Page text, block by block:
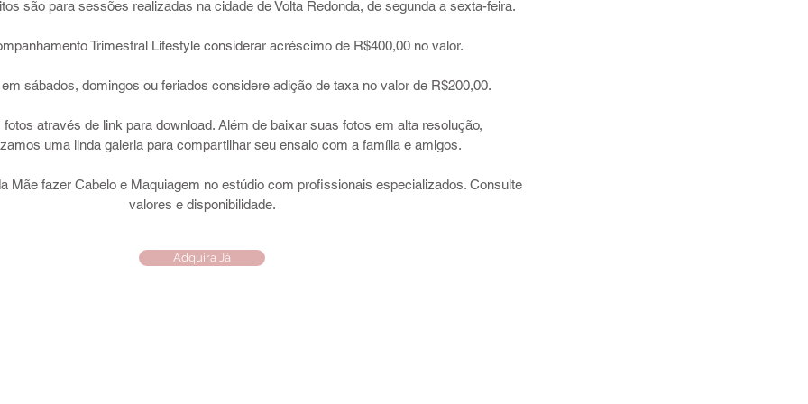
são para sessões realizadas na cidade de Volta Redonda, de segunda a sexta-feira.
Trimestral Lifestyle considerar acréscimo de R$400,00 no valor.
sábados, domingos ou feriados considere adição de taxa no valor de R$200,00.
fotos através de link para download. Além de baixar suas fotos em alta resolução,
uma linda galeria para compartilhar seu ensaio com a família e amigos.
fazer Cabelo e Maquiagem no estúdio com profissionais especializados. Consulte
valores e disponibilidade.
Adquira Já